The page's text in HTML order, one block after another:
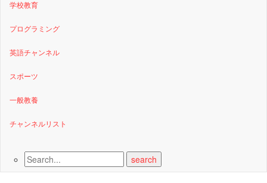
学校教育
プログラミング
英語チャンネル
スポーツ
一般教養
チャンネルリスト